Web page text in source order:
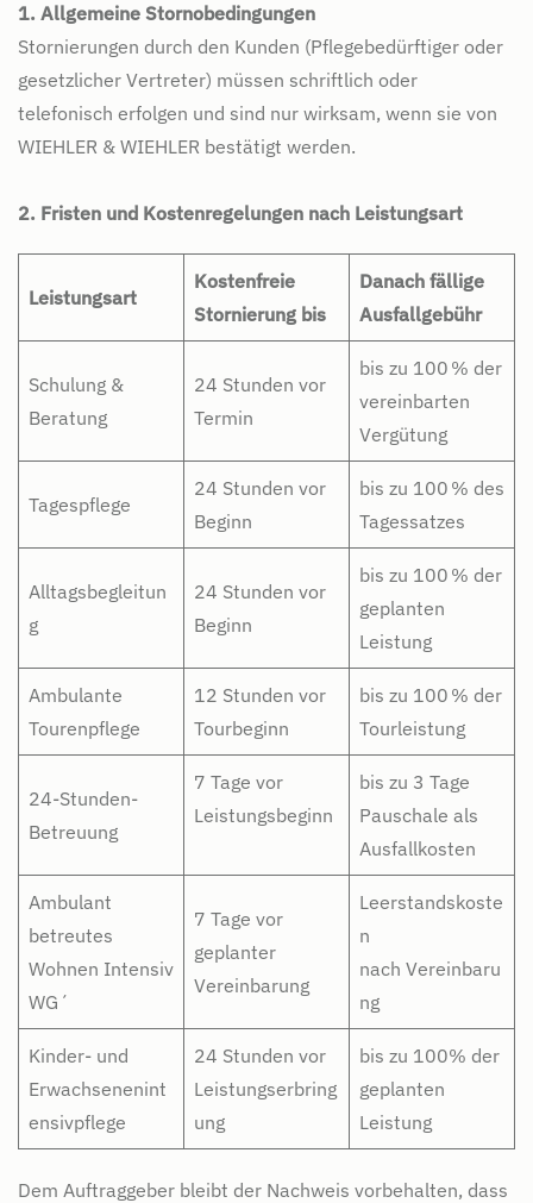
1. Allgemeine Stornobedingungen
Stornierungen durch den Kunden (Pflegebedürftiger oder
gesetzlicher Vertreter) müssen schriftlich oder
telefonisch erfolgen und sind nur wirksam, wenn sie von
WIEHLER & WIEHLER bestätigt werden.
2. Fristen und Kostenregelungen nach Leistungsart
Leistungsart
Kostenfreie
Stornierung bis
Danach fällige
Ausfallgebühr
Schulung &
Beratung
24 Stunden vor
Termin
bis zu 100 % der
vereinbarten
Vergütung
Tagespflege
24 Stunden vor
Beginn
bis zu 100 % des
Tagessatzes
Alltagsbegleitun
g
24 Stunden vor
Beginn
bis zu 100 % der
geplanten
Leistung
Ambulante
Tourenpflege
12 Stunden vor
Tourbeginn
bis zu 100 % der
Tourleistung
24-Stunden-
Betreuung
7 Tage vor
Leistungsbeginn
bis zu 3 Tage
Pauschale als
Ausfallkosten
Ambulant
betreutes
Wohnen Intensiv
WG´
7 Tage vor
geplanter
Vereinbarung
Leerstandskoste
n
nach Vereinbaru
ng
Kinder- und
Erwachsenenint
ensivpflege
24 Stunden vor
Leistungserbring
ung
bis zu 100% der
geplanten
Leistung
Dem Auftraggeber bleibt der Nachweis vorbehalten, dass